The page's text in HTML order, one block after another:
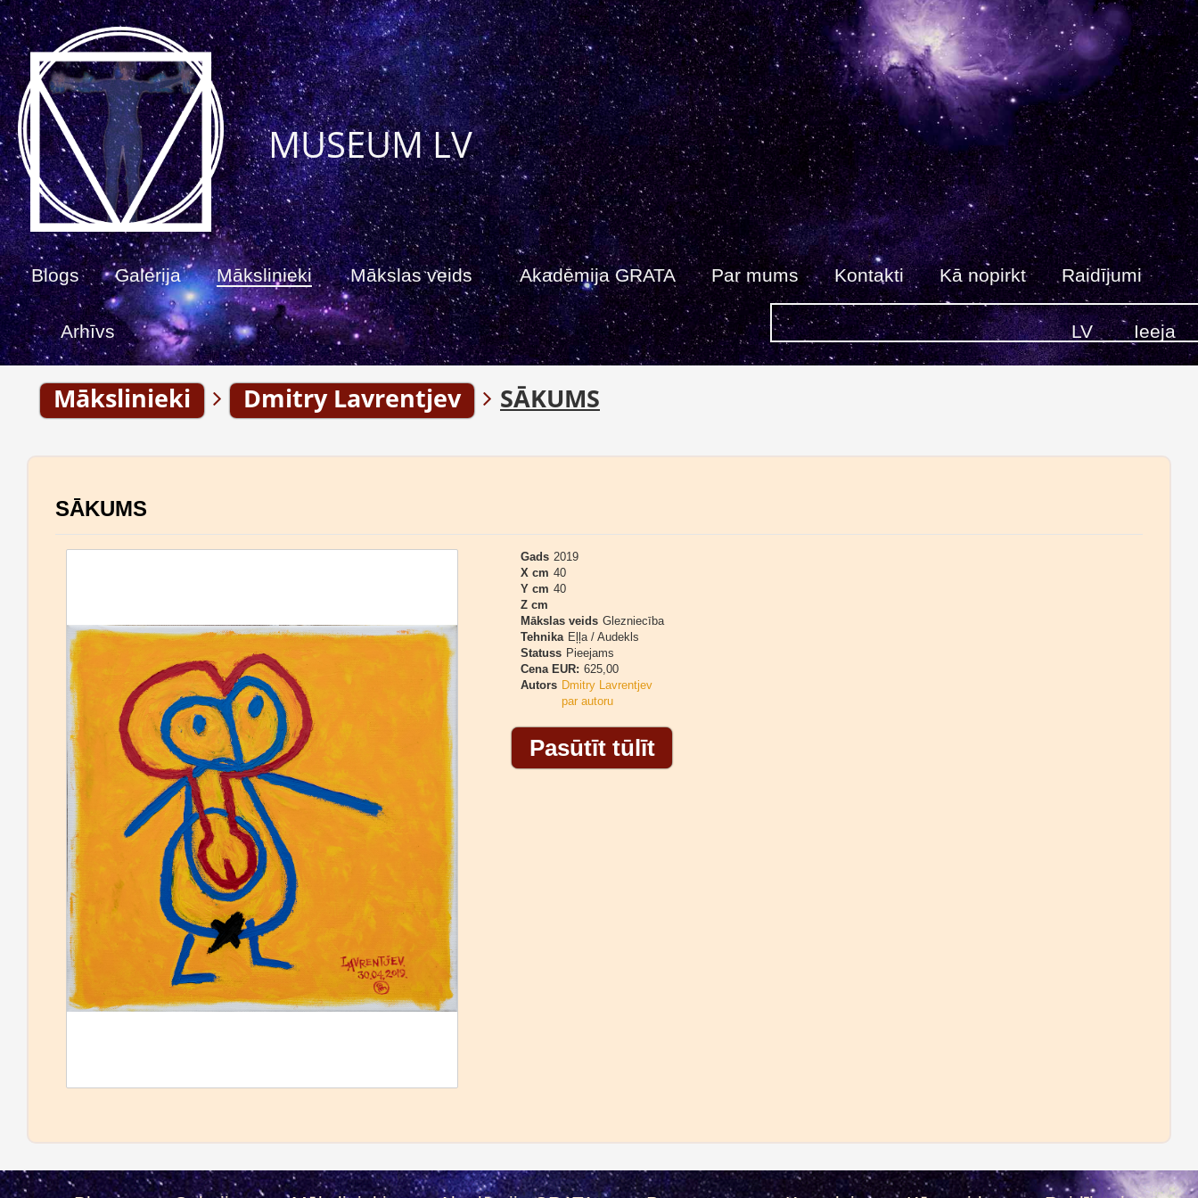
Blogs Galerija Mākslinieki Mākslas veids Akadēmija GRATA Par mums Kontakti Kā nopirkt Raidījumi
Arhīvs Ieeja
LV
MUSEUM LV
Mākslinieki Dmitry Lavrentjev SĀKUMS
SĀKUMS
Gads 2019
X cm 40
Y cm 40
Z cm
Mākslas veids Glezniecība
Tehnika Eļļa / Audekls
Statuss Pieejams
Cena EUR: 625,00
Autors Dmitry Lavrentjev
par autoru
Pasūtīt tūlīt